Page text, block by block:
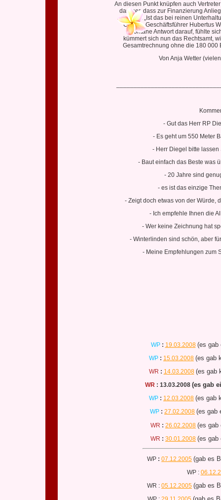
An diesen Punkt knüpfen auch
darüber, dass zur Finanzierung
sollen. „Ist das bei reinen
Grünen-Geschäftsführer Hubertus
spontane Antwort darauf, fühlte
kümmert sich nun das Rechtsamt,
Gesamtrechnung ohne die 180 000
Von Anja Wetter
- Gut das Herr RP
- Es geht um 550 Meter
- Herr Diegel bitte
- Baut einfach das Beste was
- 20 Jahre sind
- es ist das einzige
- Zeigt doch etwas von der Würde,
- Ich empfehle Ihnen die
- Wer keine Zeichnung hat
- Winterlinden sind schön, aber
- Meine Empfehlungen zum
WP : 19.03.2008 (es gab
WP : 15.03.2008 (es gab
WR : 14.03.2008 (es gab
WR : 13.03.2008 (es gab
WP : 12.03.2008 (es gab
WP : 27.02.2008 (es gab
WR : 26.02.2008 (es gab
WR : 30.01.2008 (es gab
WP : 07.12.2005 (gab es
WP :
WR : 05.12.2005 (gab es